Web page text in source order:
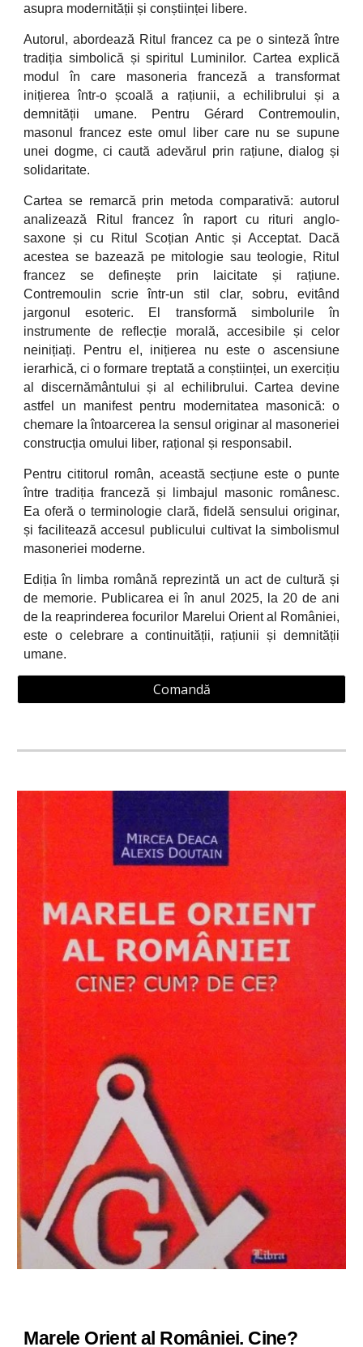
asupra modernității și conștiinței libere.
Autorul, abordează Ritul francez ca pe o sinteză între
tradiția simbolică și spiritul Luminilor. Cartea explică
modul în care masoneria franceză a transformat
inițierea într-o școală a rațiunii, a echilibrului și a
demnității umane. Pentru Gérard Contremoulin,
masonul francez este omul liber care nu se supune
unei dogme, ci caută adevărul prin rațiune, dialog și
solidaritate.
Cartea se remarcă prin metoda comparativă: autorul
analizează Ritul francez în raport cu rituri anglo-
saxone și cu Ritul Scoțian Antic și Acceptat. Dacă
acestea se bazează pe mitologie sau teologie, Ritul
francez se definește prin laicitate și rațiune.
Contremoulin scrie într-un stil clar, sobru, evitând
jargonul esoteric. El transformă simbolurile în
instrumente de reflecție morală, accesibile și celor
neinițiați. Pentru el, inițierea nu este o ascensiune
ierarhică, ci o formare treptată a conștiinței, un exercițiu
al discernământului și al echilibrului. Cartea devine
astfel un manifest pentru modernitatea masonică: o
chemare la întoarcerea la sensul originar al masoneriei
construcția omului liber, rațional și responsabil.
Pentru cititorul român, această secțiune este o punte
între tradiția franceză și limbajul masonic românesc.
Ea oferă o terminologie clară, fidelă sensului originar,
și facilitează accesul publicului cultivat la simbolismul
masoneriei moderne.
Ediția în limba română reprezintă un act de cultură și
de memorie. Publicarea ei în anul 2025, la 20 de ani
de la reaprinderea focurilor Marelui Orient al României,
este o celebrare a continuității, rațiunii și demnității
umane.
Comandă
Marele Orient al României. Cine?